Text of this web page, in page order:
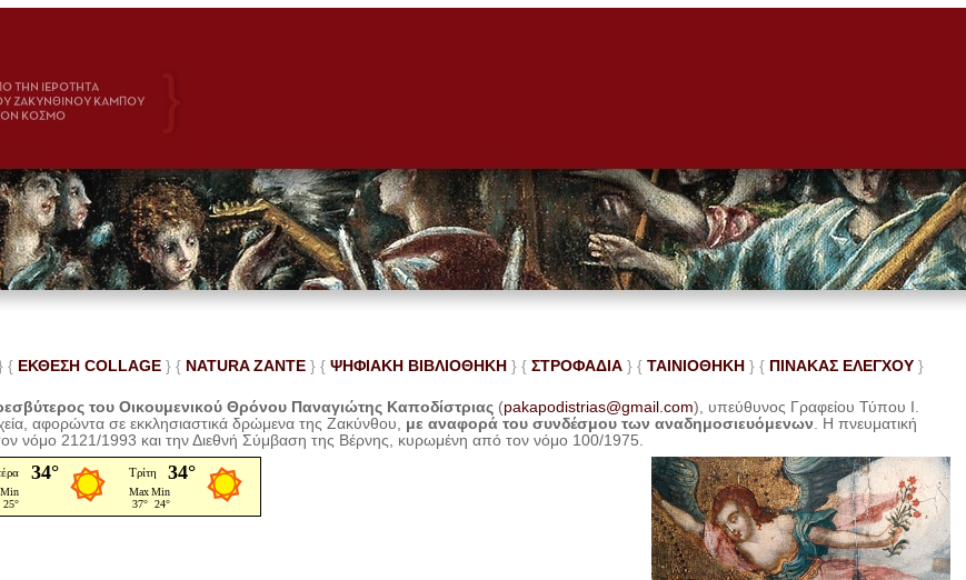
{ ΕΚΘΕΣΗ COLLAGE }{ NATURA ZANTE} { ΨΗΦΙΑΚΗ ΒΙΒΛΙΟΘΗΚΗ } { ΣΤΡΟΦΑΔΙΑ } { ΤΑΙΝΙΟΘΗΚΗ } { ΠΙΝΑΚΑΣ ΕΛΕΓΧΟΥ}
του Οικουμενικού Θρόνου Παναγιώτης Καποδίστριας (pakapodistrias@gmail.com), υπεύθυνος Γραφείου Τύπου Ι.
αφορώντα σε εκκλησιαστικά δρώμενα της Ζακύνθου, με αναφορά του συνδέσμου των αναδημοσιευόμενων . Ηπνευματική
νόμο 2121/1993 και την Διεθνή Σύμβαση της Βέρνης, κυρωμένη από τον νόμο 100/1975.